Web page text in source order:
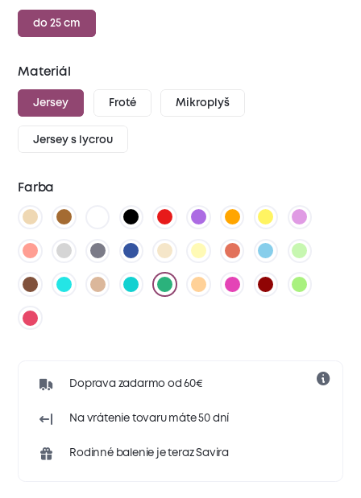
do 25 cm
Materiál
Jersey Froté Mikroplyš
Jersey s lycrou
Farba
Doprava zadarmo od 60€
Na vrátenie tovaru máte 50 dní
Rodinné balenie je teraz Savira